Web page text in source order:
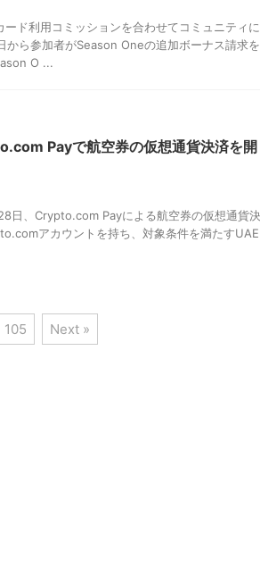
ド利用コミッションを合わせてコミュニティに
から参加者がSeason Oneの追加ボーナス請求を
O ...
Payで航空券の仮想通貨決済を開
日、Crypto.com Payによる航空券の仮想通貨決
アカウントを持ち、対象条件を満たすUAE
105 Next »